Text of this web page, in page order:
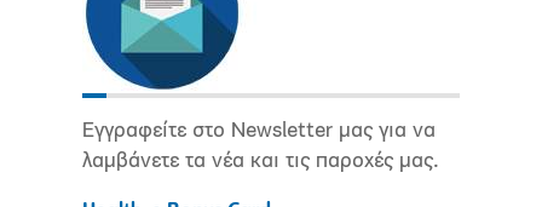
Εγγραφείτε στο Newsletter μας για να
λαμβάνετε τα νέα και τις παροχές μας.